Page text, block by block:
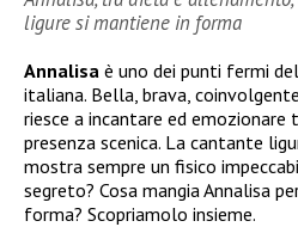
ligure si mantiene in forma
Annalisa è uno dei punti fermi
italiana. Bella, brava,
riesce a incantare ed
presenza scenica. La cantante
mostra sempre un fisico
segreto? Cosa mangia Annalisa
forma? Scopriamolo insieme.